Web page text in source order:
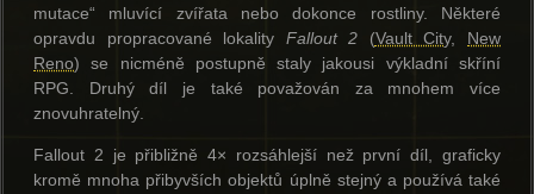
mutace“ mluvící zvířata nebo dokonce rostliny. Některé
opravdu propracované lokality Fallout 2 (Vault City, New
Reno) se nicméně postupně staly jakousi výkladní skříní
RPG. Druhý díl je také považován za mnohem více
znovuhratelný.
Fallout 2 je přibližně 4× rozsáhlejší než první díl, graficky
kromě mnoha přibyvších objektů úplně stejný a používá také